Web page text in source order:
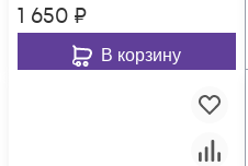
1 650 ₽
В корзину